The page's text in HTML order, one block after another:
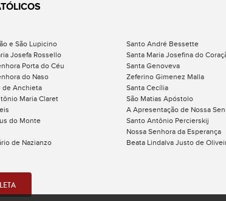
e São Lupicino
Santo André Bessette
Josefa Rossello
Santa Maria Josefina do
Porta do Céu
Santa Genoveva
do Naso
Zeferino Gimenez Malla
de Anchieta
Santa Cecília
Maria Claret
São Matias Apóstolo
A Apresentação de Nossa
do Monte
Santo Antônio Percierskij
Nossa Senhora da Esperança
de Nazianzo Beata Lindalva Justo de